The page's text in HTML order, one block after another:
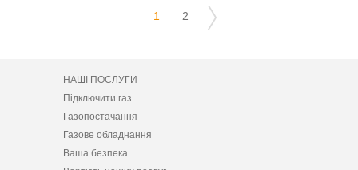
1 2
НАШІ ПОСЛУГИ
Підключити газ
Газопостачання
Газове обладнання
Ваша безпека